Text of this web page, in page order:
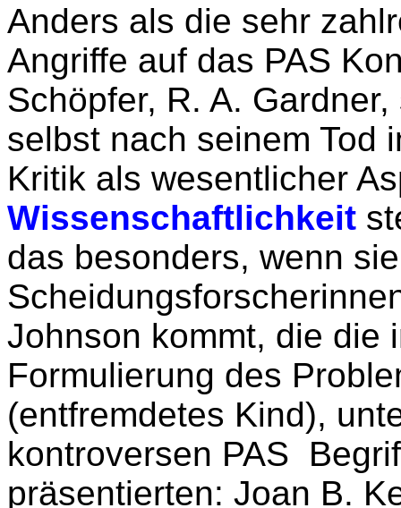
Anders als die sehr
Angriffe auf das PAS
Schöpfer, R. A.
selbst nach seinem Tod
Kritik als wesentlicher
Wissenschaftlichkeit
das besonders, wenn
Johnson kommt, die die
Formulierung des
(entfremdetes Kind),
kontroversen PAS
präsentierten: Joan B.